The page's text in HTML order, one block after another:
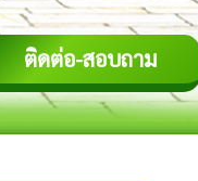
ติดต่อ-สอบถาม